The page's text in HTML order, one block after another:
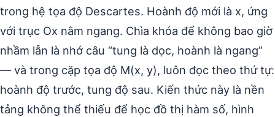
trong hệ tọa độ Descartes. Hoành độ mới là x, ứng
với trục Ox nằm ngang. Chìa khóa để không bao giờ
nhầm lẫn là nhớ câu “tung là dọc, hoành là ngang”
— và trong cặp tọa độ M(x, y), luôn đọc theo thứ tự:
hoành độ trước, tung độ sau. Kiến thức này là nền
tảng không thể thiếu để học đồ thị hàm số, hình